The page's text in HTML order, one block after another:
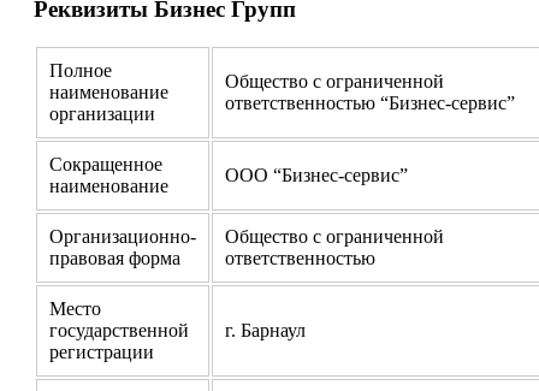
Реквизиты Бизнес Групп
Полное
наименование
организации
Общество с ограниченной
ответственностью “Бизнес-сервис”
Сокращенное
наименование
ООО “Бизнес-сервис”
Организационно-
правовая форма
Общество с ограниченной
ответственностью
Место
государственной
регистрации
г. Барнаул